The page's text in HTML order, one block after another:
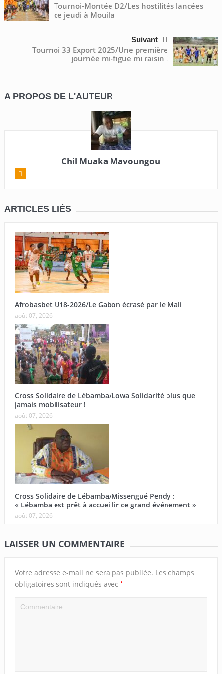
Tournoi-Montée D2/Les hostilités lancées
ce jeudi à Mouila
Suivant
Tournoi 33 Export 2025/Une première
journée mi-figue mi raisin !
A PROPOS DE L'AUTEUR
Chil Muaka Mavoungou
ARTICLES LIÉS
Afrobasbet U18-2026/Le Gabon écrasé par le Mali
août 07, 2026
Cross Solidaire de Lébamba/Lowa Solidarité plus que
jamais mobilisateur !
août 07, 2026
Cross Solidaire de Lébamba/Missengué Pendy :
« Lébamba est prêt à accueillir ce grand événement »
août 07, 2026
LAISSER UN COMMENTAIRE
Votre adresse e-mail ne sera pas publiée. Les champs
obligatoires sont indiqués avec *